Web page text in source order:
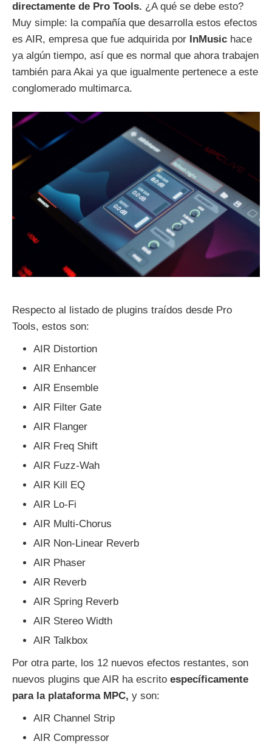
directamente de Pro Tools. ¿A qué se debe esto?
Muy simple: la compañía que desarrolla estos efectos
es AIR, empresa que fue adquirida por InMusic hace
ya algún tiempo, así que es normal que ahora trabajen
también para Akai ya que igualmente pertenece a este
conglomerado multimarca.
Respecto al listado de plugins traídos desde Pro
Tools, estos son:
AIR Distortion
AIR Enhancer
AIR Ensemble
AIR Filter Gate
AIR Flanger
AIR Freq Shift
AIR Fuzz-Wah
AIR Kill EQ
AIR Lo-Fi
AIR Multi-Chorus
AIR Non-Linear Reverb
AIR Phaser
AIR Reverb
AIR Spring Reverb
AIR Stereo Width
AIR Talkbox
Por otra parte, los 12 nuevos efectos restantes, son
nuevos plugins que AIR ha escrito específicamente
para la plataforma MPC, y son:
AIR Channel Strip
AIR Compressor